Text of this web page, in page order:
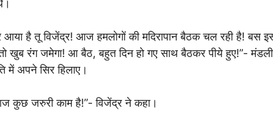
आया है तू विजेंद्र! आज हमलोगों की मदिरापान बैठक चल रही है! बस
खुब रंग जमेगा! आ बैठ, बहुत दिन हो गए साथ बैठकर पीये हुए!”-
में अपने सिर हिलाए।
कुछ जरुरी काम है!”- विजेंद्र ने कहा।